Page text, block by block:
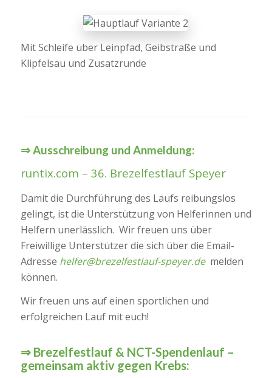
Mit Schleife über Leinpfad, Geibstraße und
Klipfelsau und Zusatzrunde
⇒ Ausschreibung und Anmeldung:
runtix.com – 36. Brezelfestlauf Speyer
Damit die Durchführung des Laufs reibungslos
gelingt, ist die Unterstützung von Helferinnen und
Helfern unerlässlich. Wir freuen uns über
Freiwillige Unterstützer die sich über die Email-
Adresse helfer@brezelfestlauf-speyer.de melden
können.
Wir freuen uns auf einen sportlichen und
erfolgreichen Lauf mit euch!
⇒ Brezelfestlauf & NCT-Spendenlauf –
gemeinsam aktiv gegen Krebs: